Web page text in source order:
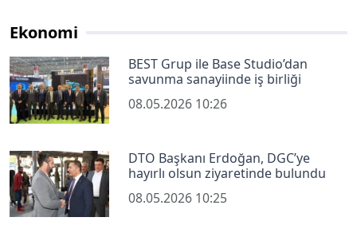
Ekonomi
BEST Grup ile Base Studio’dan
savunma sanayiinde iş birliği
08.05.2026 10:26
DTO Başkanı Erdoğan, DGC’ye
hayırlı olsun ziyaretinde bulundu
08.05.2026 10:25